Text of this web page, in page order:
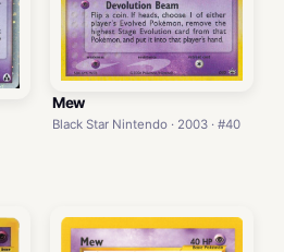
Mew
Black Star Nintendo · 2003 · #40